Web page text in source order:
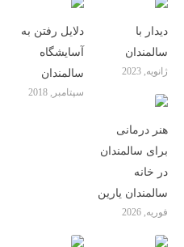
دلایل رفتن به
آسایشگاه
سالمندان
سپتامبر, 2018
دیدار با
سالمندان
ژانویه, 2023
هنر درمانی
برای سالمندان
در خانه
سالمندان یارین
فوریه, 2026